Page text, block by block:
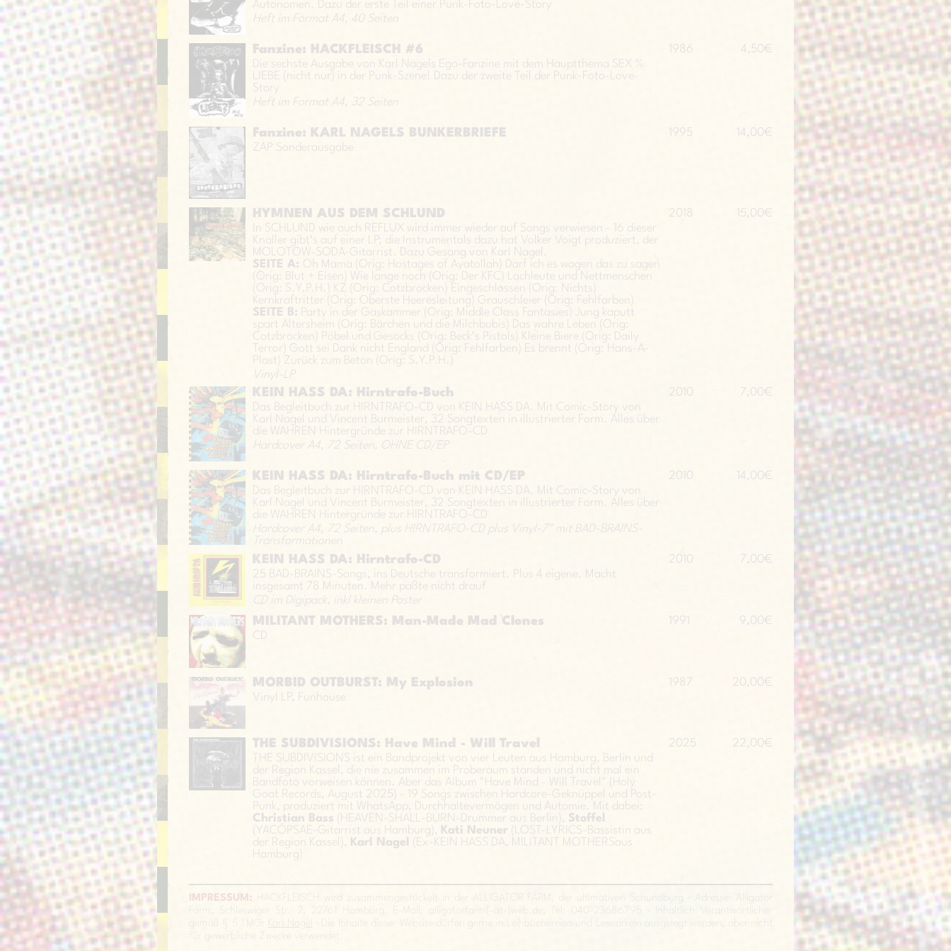
Autonomen. Dazu der erste Teil einer Punk-Foto-Love-Story
Heft im Format A4, 40 Seiten
Fanzine: HACKFLEISCH #6
Die sechste Ausgabe von Karl Nagels Ego-Fanzine mit dem Hauptthema SEX %
LIEBE (nicht nur) in der Punk-Szene! Dazu der zweite Teil der Punk-Foto-Love-
Story
Heft im Format A4, 32 Seiten
1986 4,50€
Fanzine: KARL NAGELS BUNKERBRIEFE
ZAP Sonderausgabe
1995 14,00€
HYMNEN AUS DEM SCHLUND
In SCHLUND wie auch REFLUX wird immer wieder auf Songs verwiesen - 16 dieser
Knaller gibt‘s auf einer LP; die Instrumentals dazu hat Volker Voigt produziert, der
MOLOTOW-SODA-Gitarrist. Dazu Gesang von Karl Nagel.
SEITE A: Oh Mama (Orig: Hostages of Ayatollah) Darf ich es wagen das zu sagen
(Orig: Blut + Eisen) Wie lange noch (Orig: Der KFC) Lachleute und Nettmenschen
(Orig: S.Y.P.H.) KZ (Orig: Cotzbrocken) Eingeschlossen (Orig: Nichts)
Kernkraftritter (Orig: Oberste Heeresleitung) Grauschleier (Orig: Fehlfarben)
SEITE B: Party in der Gaskammer (Orig: Middle Class Fantasies) Jung kaputt
spart Altersheim (Orig: Bärchen und die Milchbubis) Das wahre Leben (Orig:
Cotzbrocken) Pöbel und Gesocks (Orig: Beck’s Pistols) Kleine Biere (Orig: Daily
Terror) Gott sei Dank nicht England (Orig: Fehlfarben) Es brennt (Orig: Hans-A-
Plast) Zurück zum Beton (Orig: S.Y.P.H.)
Vinyl-LP
2018 15,00€
KEIN HASS DA: Hirntrafo-Buch
Das Begleitbuch zur HIRNTRAFO-CD von KEIN HASS DA. Mit Comic-Story von
Karl Nagel und Vincent Burmeister, 32 Songtexten in illustrierter Form. Alles über
die WAHREN Hintergründe zur HIRNTRAFO-CD
Hardcover A4, 72 Seiten, OHNE CD/EP
2010 7,00€
KEIN HASS DA: Hirntrafo-Buch mit CD/EP
Das Begleitbuch zur HIRNTRAFO-CD von KEIN HASS DA. Mit Comic-Story von
Karl Nagel und Vincent Burmeister, 32 Songtexten in illustrierter Form. Alles über
die WAHREN Hintergründe zur HIRNTRAFO-CD
Hardcover A4, 72 Seiten, plus HIRNTRAFO-CD plus Vinyl-7" mit BAD-BRAINS-
Transformationen
2010 14,00€
KEIN HASS DA: Hirntrafo-CD
25 BAD-BRAINS-Songs, ins Deutsche transformiert. Plus 4 eigene. Macht
insgesamt 78 Minuten. Mehr paßte nicht drauf
CD im Digipack, inkl kleinen Poster
2010 7,00€
MILITANT MOTHERS: Man-Made Mad Clones
CD
1991 9,00€
MORBID OUTBURST: My Explosion
Vinyl LP, Funhouse
1987 20,00€
THE SUBDIVISIONS: Have Mind - Will Travel
THE SUBDIVISIONS ist ein Bandprojekt von vier Leuten aus Hamburg, Berlin und
der Region Kassel, die nie zusammen im Proberaum standen und nicht mal ein
Bandfoto vorweisen können. Aber das Album "Have Mind - Will Travel" (Holy
Goat Records, August 2025) - 19 Songs zwischen Hardcore-Geknüppel und Post-
Punk, produziert mit WhatsApp, Durchhaltevermögen und Automie. Mit dabei:
Christian Bass (HEAVEN-SHALL-BURN-Drummer aus Berlin), Stoffel
(YACÖPSAE-Gitarrist aus Hamburg), Kati Neuner (LOST-LYRICS-Bassistin aus
der Region Kassel), Karl Nagel
(Ex-KEIN HASS DA, MILITANT MOTHERSaus
Hamburg)
2025 22,00€
IMPRESSUM:
HACKFLEISCH wird zusammengestückelt in der ALLIGATOR FARM, der ultimativen Schundburg · Adresse: Alligator
Farm, Schleswiger Str. 2, 22761 Hamburg, E-Mail: alligatorfarm(-ät-)web.de, Tel: 040-23686795 · Inhaltlich Verantwortlicher